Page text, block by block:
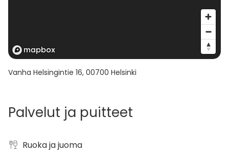
Vanha Helsingintie 16, 00700 Helsinki
Palvelut ja puitteet
Ruoka ja juoma